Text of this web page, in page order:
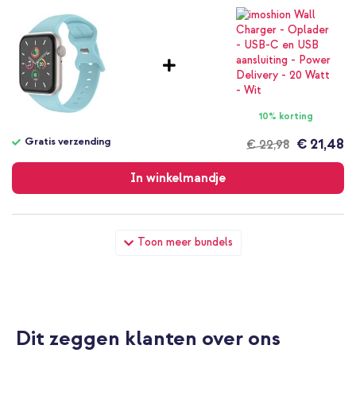
Toon meer bundels
10% korting
€ 22,98
Gratis verzending € 21,48
In winkelmandje
verzending
imoshion Siliconen⁺ bandje Apple Watch | 44/45/46/49 mm -
Maat M/L - Sapphire Blue + Full Cover Hardcase Apple Watch 4
Dit zeggen klanten over ons